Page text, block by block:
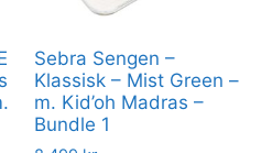
Sebra Sengen –
Klassisk – Mist Green –
m. Kid’oh Madras –
Bundle 1